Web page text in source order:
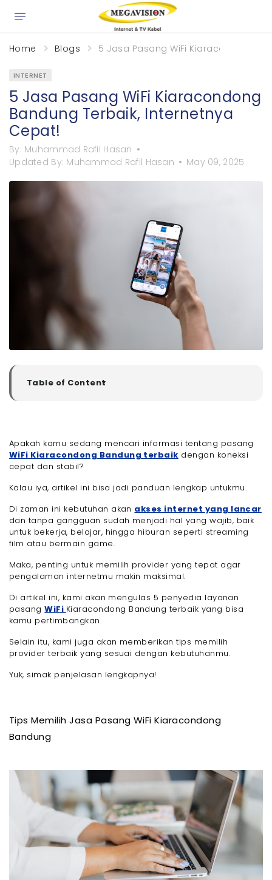
Home Blogs 5 Jasa Pasang WiFi Kiaracondong
INTERNET
5 Jasa Pasang WiFi Kiaracondong
Bandung Terbaik, Internetnya
Cepat!
By: Muhammad Rafil Hasan
Updated By: Muhammad Rafil Hasan May 09, 2025
Table of Content
▼
- 2. Tentukan Kecepatan Internet yang Dibutuhkan
- 3. Pilih Provider dengan Layanan Pelanggan
Responsif
- 5. Cek Review Pengguna di Kiaracondong
5 Rekomendasi Jasa Pasang WiFi Kiaracondong
Bandung Terbaik yang Internetnya Stabil dan Cepat
- 1. Megavision
- 2. Biznet
- 3. MyRepublic
- 4. IndiHome
Perbandingan Jasa Pasang WiFi Kiaracondong
Bandung yang Direkomendasikan
Pilihan Paket WiFi Terbaik dari Provider WiFi yang
Direkomendasikan
- Megavision
- MyRepublic
Mau Pasang WiFi yang Bagus di Daerah
Kiaracondong Bandung yang Bagus? Pasang WiFi
dari Paket Internet Megavision! Jaringan Kencang &
Apakah kamu sedang mencari informasi tentang pasang
WiFi Kiaracondong Bandung terbaik dengan koneksi
cepat dan stabil?
Kalau iya, artikel ini bisa jadi panduan lengkap untukmu.
Di zaman ini kebutuhan akan akses internet yang lancar
dan tanpa gangguan sudah menjadi hal yang wajib, baik
untuk bekerja, belajar, hingga hiburan seperti streaming
film atau bermain game.
Maka, penting untuk memilih provider yang tepat agar
pengalaman internetmu makin maksimal.
Di artikel ini, kami akan mengulas 5 penyedia layanan
pasangWiFi Kiaracondong Bandung terbaik yang bisa
kamu pertimbangkan.
Selain itu, kami juga akan memberikan tips memilih
provider terbaik yang sesuai dengan kebutuhanmu.
Yuk, simak penjelasan lengkapnya!
Tips Memilih Jasa Pasang WiFi Kiaracondong
Bandung